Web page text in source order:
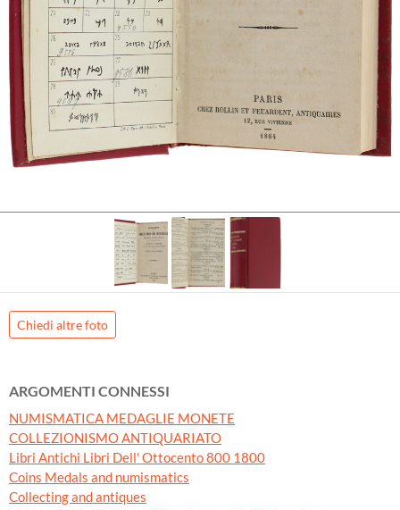
Chiedi altre foto
ARGOMENTI CONNESSI
NUMISMATICA MEDAGLIE MONETE
COLLEZIONISMO ANTIQUARIATO
Libri Antichi Libri Dell' Ottocento 800 1800
Coins Medals and numismatics
Collecting and antiques